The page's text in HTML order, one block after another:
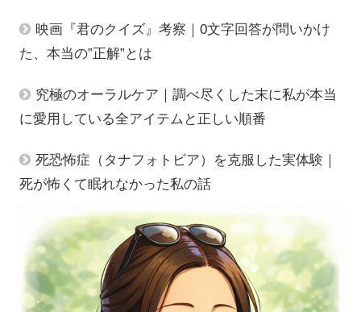
映画『君のクイズ』考察｜0文字回答が問いかけ
た、本当の”正解”とは
究極のオーラルケア｜調べ尽くした末に私が本当
に愛用している全アイテムと正しい順番
死恐怖症（タナフォトビア）を克服した実体験｜
死が怖くて眠れなかった私の話